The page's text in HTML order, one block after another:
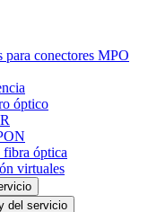
para conectores MPO
óptico
óptica
virtuales
del servicio